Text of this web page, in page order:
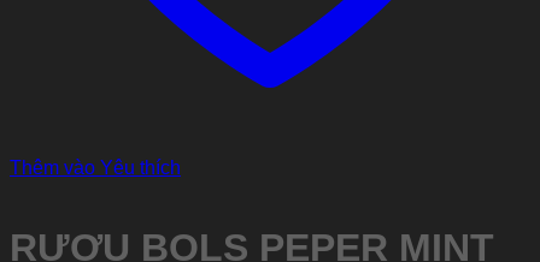
Thêm vào Yêu thích
RƯỢU BOLS PEPER MINT